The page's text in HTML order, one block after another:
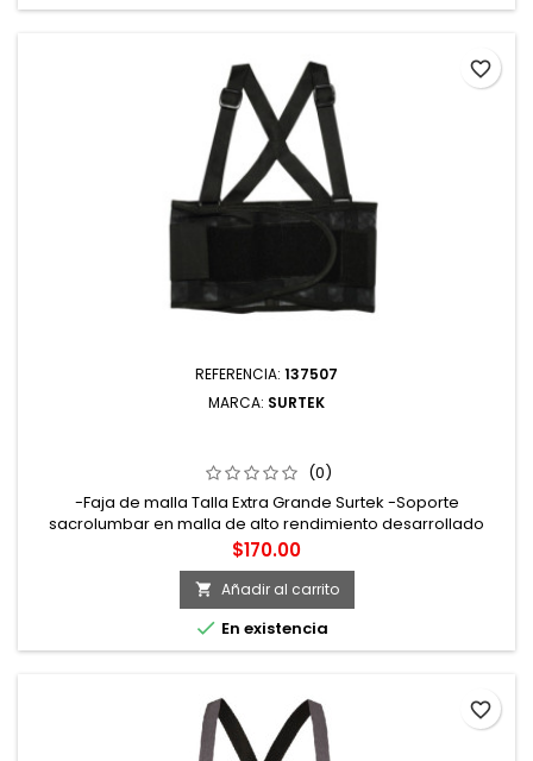
REFERENCIA: 137507
MARCA: SURTEK
(0)
-Faja de malla Talla Extra Grande Surtek -Soporte
sacrolumbar en malla de alto rendimiento desarrollado
para prevenir lesiones en la espalda baja -4 varillas flexibles
en la zona lumbar reforzada con una banda elástica para
lograr mayor ajuste -Marca Surtek
Precio
$170.00
 Añadir al carrito
 En existencia
favorite_border
favorite_border